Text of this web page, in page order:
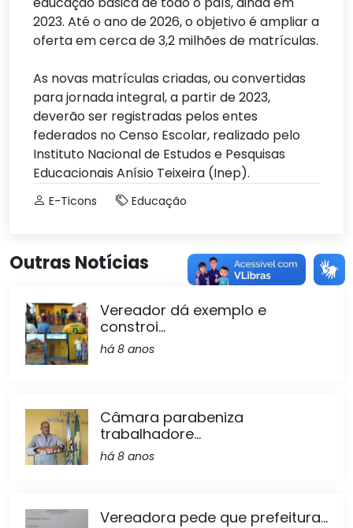
2023. Até o ano de 2026, o objetivo é ampliar a
oferta em cerca de 3,2 milhões de matrículas.
As novas matrículas criadas, ou convertidas
para jornada integral, a partir de 2023,
deverão ser registradas pelos entes
federados no Censo Escolar, realizado pelo
Instituto Nacional de Estudos e Pesquisas
Educacionais Anísio Teixeira (Inep).
E-Ticons Educação
Outras Notícias
Vereador dá exemplo e
constroi...
há 8 anos
Câmara parabeniza
trabalhadore...
há 8 anos
Vereadora pede que prefeitura...